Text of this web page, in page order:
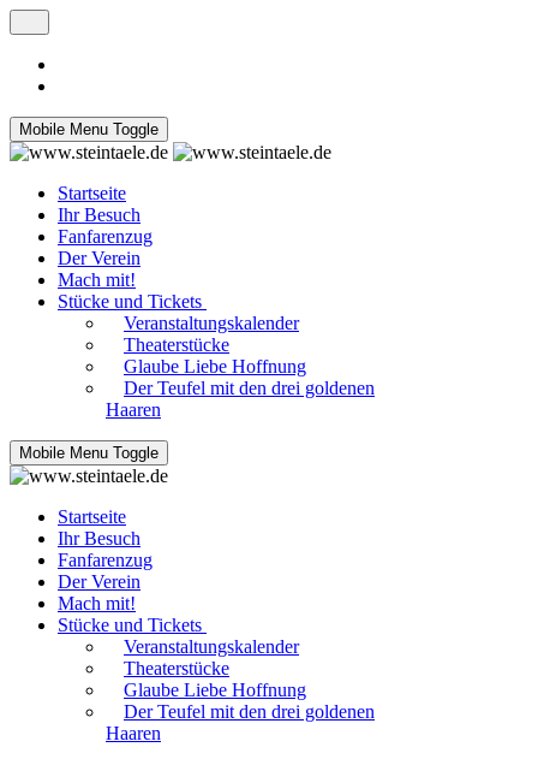
Mobile Menu Toggle
Startseite
Ihr Besuch
Fanfarenzug
Der Verein
Mach mit!
Stücke und Tickets
Veranstaltungskalender
Theaterstücke
Glaube Liebe Hoffnung
Der Teufel mit den drei goldenen
Haaren
Mobile Menu Toggle
Startseite
Ihr Besuch
Fanfarenzug
Der Verein
Mach mit!
Stücke und Tickets
Veranstaltungskalender
Theaterstücke
Glaube Liebe Hoffnung
Der Teufel mit den drei goldenen
Haaren